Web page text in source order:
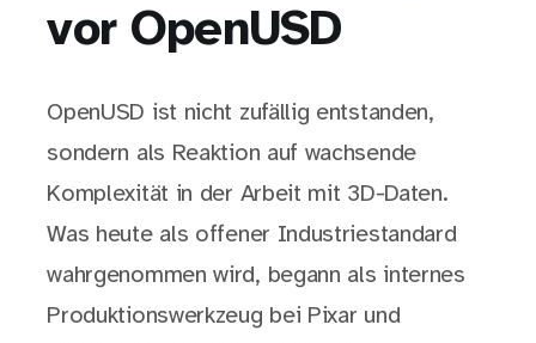
vor OpenUSD
OpenUSD ist nicht zufällig entstanden,
sondern als Reaktion auf wachsende
Komplexität in der Arbeit mit 3D-Daten.
Was heute als offener Industriestandard
wahrgenommen wird, begann als internes
Produktionswerkzeug bei Pixar und